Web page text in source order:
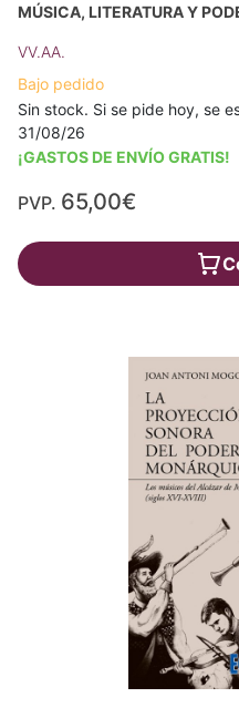
MÚSICA, LITERATURA Y
VV.AA.
Bajo pedido
Sin stock. Si se pide hoy, se
31/08/26
¡GASTOS DE ENVÍO GRATIS!
PVP. 65,00€